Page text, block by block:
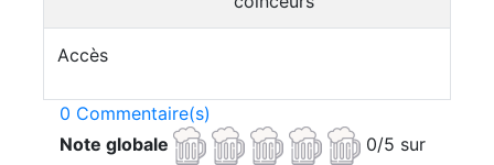
Accès
0 Commentaire(s)
Note globale
0/5 sur